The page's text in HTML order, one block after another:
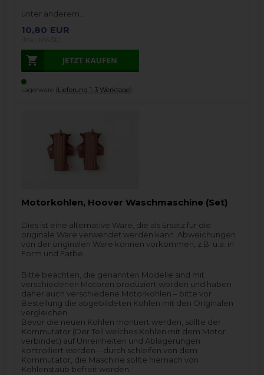
unter anderem…
10,80 EUR
Lagerware (Lieferung 1-3 Werktage).
Motorkohlen, Hoover Waschmaschine (Set)
Dies ist eine alternative Ware, die als Ersatz für die
originale Ware verwendet werden kann. Abweichungen
von der originalen Ware können vorkommen, z.B. u.a. in
Form und Farbe.
Bitte beachten, die genannten Modelle sind mit
verschiedenen Motoren produziert worden und haben
daher auch verschiedene Motorkohlen – bitte vor
Bestellung die abgebildeten Kohlen mit den Originalen
vergleichen.
Bevor die neuen Kohlen montiert werden, sollte der
Kommutator (Der Teil welches Kohlen mit dem Motor
verbindet) auf Unreinheiten und Ablagerungen
kontrolliert werden – durch schleifen von dem
Kommutator, die Maschine sollte hiernach von
Kohlenstaub befreit werden.